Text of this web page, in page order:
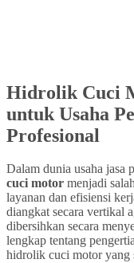
Hidrolik Cuci
untuk Usaha
Profesional
Dalam dunia usaha jasa
cuci motor menjadi
layanan dan efisiensi
diangkat secara vertikal
dibersihkan secara
lengkap tentang
hidrolik cuci motor yang